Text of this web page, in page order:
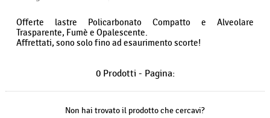
Offerte lastre Policarbonato Compatto e Alveolare
Trasparente, Fumè e Opalescente.
Affrettati, sono solo fino ad esaurimento scorte!
0 Prodotti - Pagina:
Non hai trovato il prodotto che cercavi?